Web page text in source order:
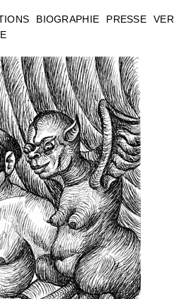
BIOGRAPHIE PRESSE